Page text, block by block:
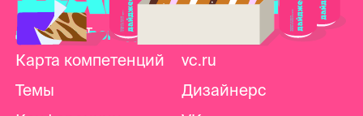
продуктового дизайна
Дайджест
Карта компетенций
Темы
vc.ru
Дизайнерс